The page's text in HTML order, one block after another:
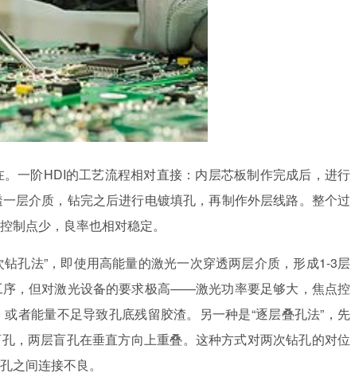
一阶HDI的工艺流程相对直接：内层芯板制作完成后，进行
层介质，钻完之后进行电镀填孔，再制作外层线路。整个过
制点少，良率也相对稳定。
孔法”，即使用高能量的激光一次穿透两层介质，形成1-3层
，但对激光设备的要求极高——激光功率要足够大，焦点控
者能量不足导致孔底残留胶渣。另一种是“逐层叠孔法”，先
，两层盲孔在垂直方向上重叠。这种方式对两次钻孔的对位
之间连接不良。